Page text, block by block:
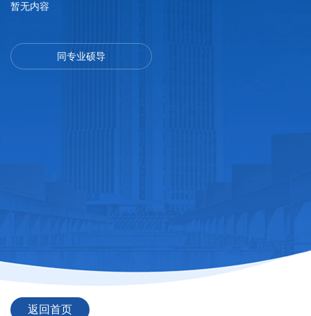
暂无内容
同专业硕导
返回首页